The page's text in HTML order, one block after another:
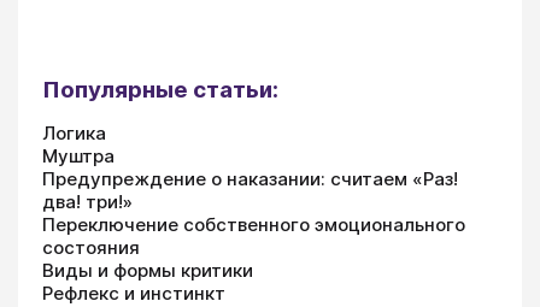
Популярные статьи:
Логика
Муштра
Предупреждение о наказании: считаем «Раз!
два! три!»
Переключение собственного эмоционального
состояния
Виды и формы критики
Рефлекс и инстинкт